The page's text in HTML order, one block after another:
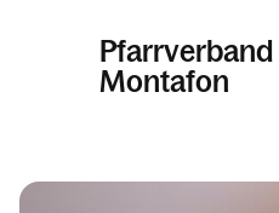
Montafon